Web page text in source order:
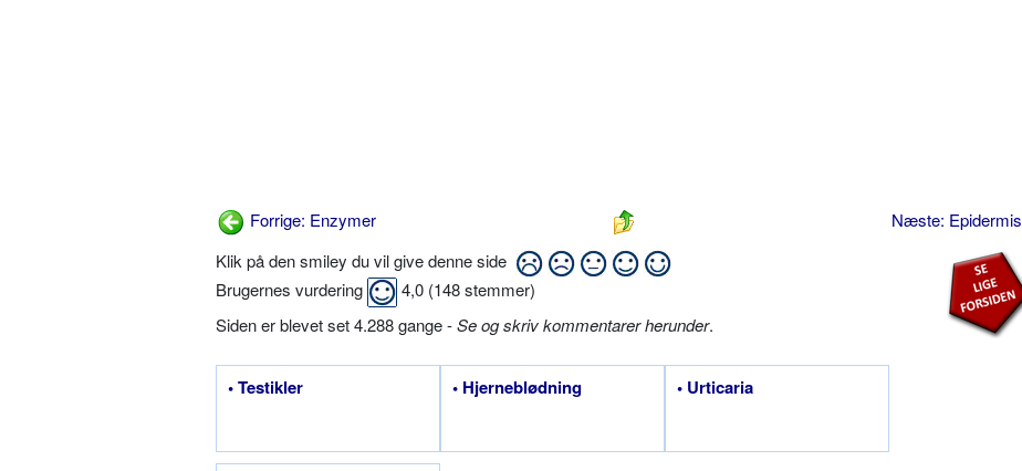
Forrige: Enzymer
Næste: Epidermis
Klik på den smiley du vil give denne side
Brugernes vurdering
4,0 (148stemmer)
Siden er blevet set 4.288 gange -Se og skriv kommentarer herunder.
• Testikler • Hjerneblødning • Urticaria